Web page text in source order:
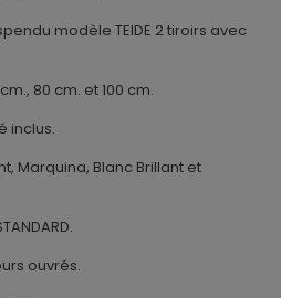
modèle TEIDE 2 tiroirs avec
80 cm. et 100 cm.
inclus.
Marquina, Blanc Brillant et
ouvrés.